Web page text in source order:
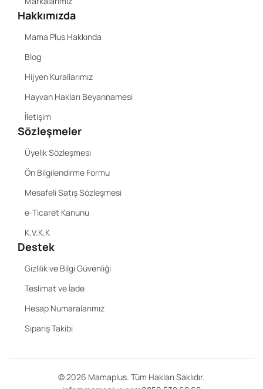
Hakkımızda
Mama Plus Hakkında
Blog
Hijyen Kurallarımız
Hayvan Hakları Beyannamesi
İletişim
Sözleşmeler
Üyelik Sözleşmesi
Ön Bilgilendirme Formu
Mesafeli Satış Sözleşmesi
e-Ticaret Kanunu
K.V.K.K
Destek
Gizlilik ve Bilgi Güvenliği
Teslimat ve İade
Hesap Numaralarımız
Sipariş Takibi
©2026 Mamaplus. Tüm Hakları Saklıdır.